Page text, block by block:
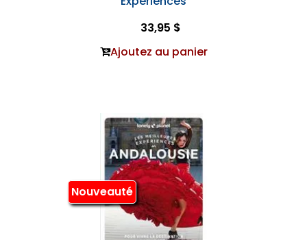
33,95 $
Ajoutez au panier
Nouveauté